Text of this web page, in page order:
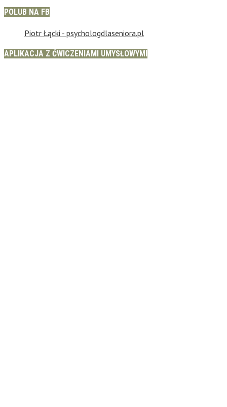
POLUB NA FB
Piotr Łącki - psychologdlaseniora.pl
APLIKACJA Z ĆWICZENIAMI UMYSŁOWYMI